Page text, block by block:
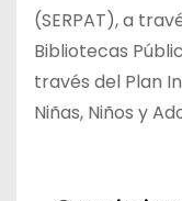
(SERPAT), a
Bibliotecas
través del Plan
Niñas, Niños y